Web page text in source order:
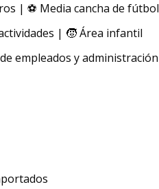
| ⚽ Media cancha de fútbol
| 🧒 Área infantil
empleados y administración